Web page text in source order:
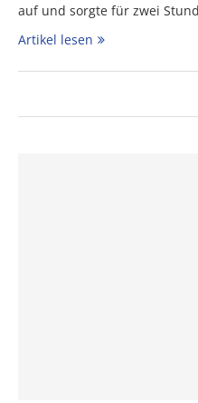
auf und sorgte für zwei
Artikel lesen